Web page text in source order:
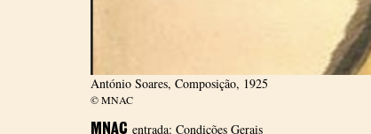
António Soares, Composição, 1925
© MNAC
MNAC entrada: Condições Gerais